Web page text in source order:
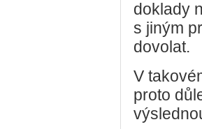
doklady
s jiným
dovolat.
V
proto